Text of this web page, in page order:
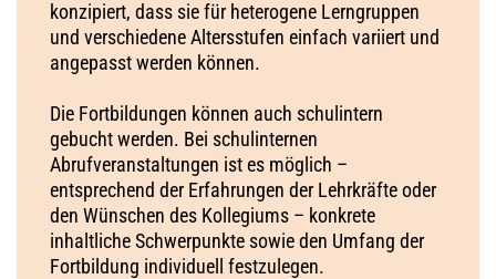
konzipiert, dass sie für heterogene Lerngruppen
und verschiedene Altersstufen einfach variiert und
angepasst werden können.
Die Fortbildungen können auch schulintern
gebucht werden. Bei schulinternen
Abrufveranstaltungen ist es möglich –
entsprechend der Erfahrungen der Lehrkräfte oder
den Wünschen des Kollegiums – konkrete
inhaltliche Schwerpunkte sowie den Umfang der
Fortbildung individuell festzulegen.